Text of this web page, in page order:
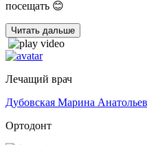
посещать 😊
Читать дальше
Лечащий врач
Дубовская Марина
Ортодонт